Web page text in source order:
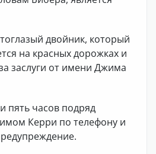
двойник, который
на красных дорожках и
заслуги от имени Джима
пять часов подряд
Керри по телефону и